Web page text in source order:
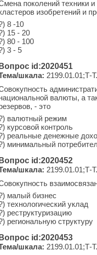
поколений техники
изобретений и
8 -10
15 - 20
80 - 100
3 - 5
Вопрос id:2020451
шкала: 2199.01.01;Т-
валюты, а
- это
валютный режим
курсовой контроль
реальные денежные
минимальный
Вопрос id:2020452
шкала: 2199.01.01;Т-
малый бизнес
технологический уклад
реструктуризацию
региональную структуру
Вопрос id:2020453
шкала: 2199.01.01;Т-